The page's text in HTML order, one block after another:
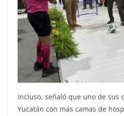
Incluso, señaló que uno de sus
Yucatán con más camas de